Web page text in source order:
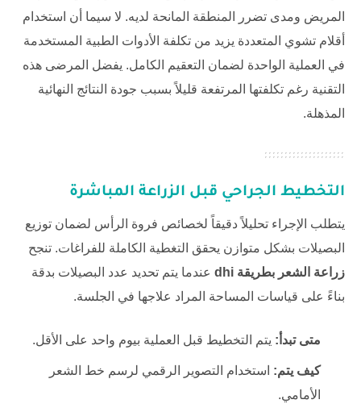
المريض ومدى تضرر المنطقة المانحة لديه. لا سيما أن استخدام
أقلام تشوي المتعددة يزيد من تكلفة الأدوات الطبية المستخدمة
في العملية الواحدة لضمان التعقيم الكامل. يفضل المرضى هذه
التقنية رغم تكلفتها المرتفعة قليلاً بسبب جودة النتائج النهائية
المذهلة.
التخطيط الجراحي قبل الزراعة المباشرة
يتطلب الإجراء تحليلاً دقيقاً لخصائص فروة الرأس لضمان توزيع
البصيلات بشكل متوازن يحقق التغطية الكاملة للفراغات. تنجح
زراعة الشعر بطريقة dhi
عندما يتم تحديد عدد البصيلات بدقة
بناءً على قياسات المساحة المراد علاجها في الجلسة.
متى تبدأ: يتم التخطيط قبل العملية بيوم واحد على الأقل.
كيف يتم: استخدام التصوير الرقمي لرسم خط الشعر
الأمامي.